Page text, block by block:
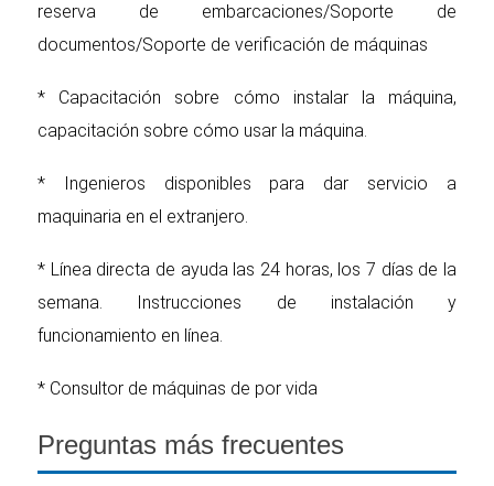
reserva de embarcaciones/Soporte de
documentos/Soporte de verificación de máquinas
* Capacitación sobre cómo instalar la máquina,
capacitación sobre cómo usar la máquina.
* Ingenieros disponibles para dar servicio a
maquinaria en el extranjero.
* Línea directa de ayuda las 24 horas, los 7 días de la
semana. Instrucciones de instalación y
funcionamiento en línea.
* Consultor de máquinas de por vida
Preguntas más frecuentes